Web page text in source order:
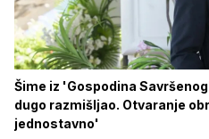
Šime iz 'Gospodina
dugo razmišljao. Otvaranje
jednostavno'